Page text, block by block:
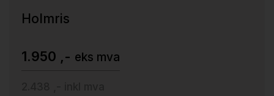
Holmris
1.950 ,- eks mva